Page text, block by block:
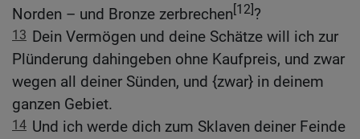
Norden – und Bronze zerbrechen[12]?
13 Dein Vermögen und deine Schätze will ich zur
Plünderung dahingeben ohne Kaufpreis, und zwar
wegen all deiner Sünden, und {zwar} in deinem
ganzen Gebiet.
14 Und ich werde dich zum Sklaven deiner Feinde